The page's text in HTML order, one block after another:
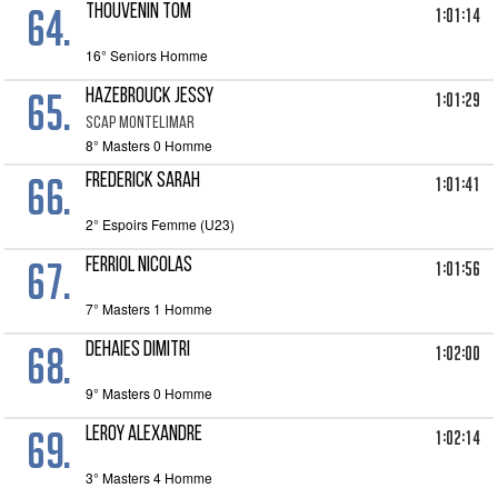
64. THOUVENIN Tom 1:01:14
16° Seniors Homme
65. HAZEBROUCK Jessy
SCAP MONTELIMAR
1:01:29
8° Masters 0 Homme
66. FREDERICK Sarah 1:01:41
2° Espoirs Femme (U23)
67. FERRIOL Nicolas 1:01:56
7° Masters 1 Homme
68. DEHAIES DIMITRI 1:02:00
9° Masters 0 Homme
69. LEROY ALEXANDRE 1:02:14
3° Masters 4 Homme